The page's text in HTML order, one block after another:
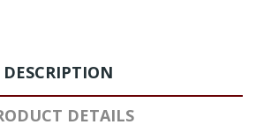
DESCRIPTION
DETAILS